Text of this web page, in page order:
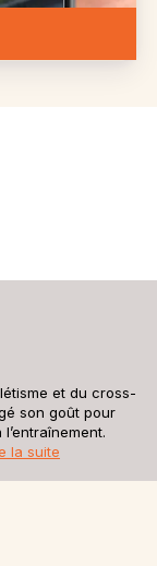
et du cross-
son goût pour
la suite